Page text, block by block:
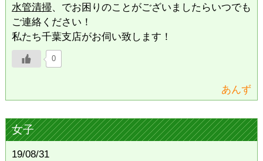
水管清掃、でお困りのことがございましたらいつでも
ご連絡ください！
私たち千葉支店がお伺い致します！
0
あんず
女子
19/08/31